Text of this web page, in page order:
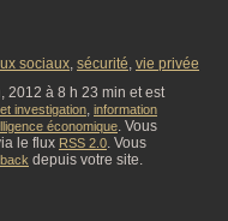
sociaux, sécurité, vie privée
2012 à 8 h 23 min et est
investigation, information
économique. Vous
le flux RSS 2.0. Vous
depuis votre site.